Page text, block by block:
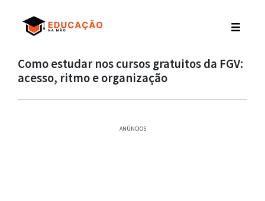
Como estudar nos cursos gratuitos da FGV:
acesso, ritmo e organização
ANÚNCIOS